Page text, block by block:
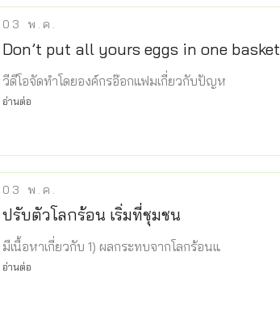
03 พ.ค.
Don’t put all yours eggs in one basket
วีดีโอจัดทำโดยองค์กรอ๊อกแฟมเกี่ยวกับปัญห
อ่านต่อ
03 พ.ค.
ปรับตัวโลกร้อน เริ่มที่ชุมชน
มีเนื้อหาเกี่ยวกับ 1) ผลกระทบจากโลกร้อนแ
อ่านต่อ